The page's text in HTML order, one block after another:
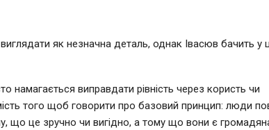
як незначна деталь, однак Івасюв бачить у
намагається виправдати рівність через користь чи
того щоб говорити про базовий принцип: люди
що це зручно чи вигідно, а тому що вони є